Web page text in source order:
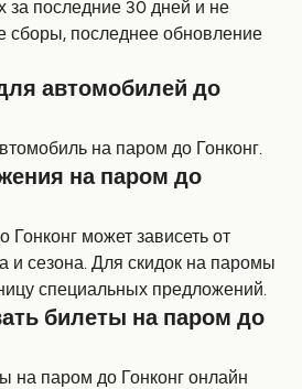
за последние 30 дней и не
сборы, последнее обновление
автомобилей до
на паром до Гонконг.
на паром до
Гонконг может зависеть от
и сезона. Для скидок на паромы
специальных предложений.
билеты на паром до
на паром до Гонконг онлайн